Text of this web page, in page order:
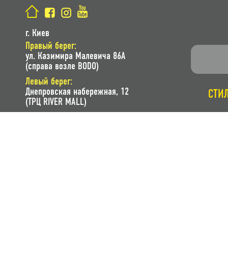
г. Киев
Правый берег:
ул. Казимира Малевича 86A
(справа возле BODO)
Левый берег:
Днепровская набережная, 12
(ТРЦ RIVER MALL)